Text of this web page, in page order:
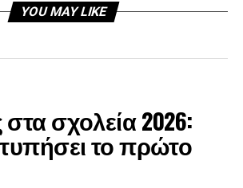
YOU MAY LIKE
σχολεία 2026:
το πρώτο